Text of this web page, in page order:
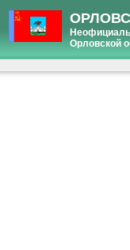
Орловской